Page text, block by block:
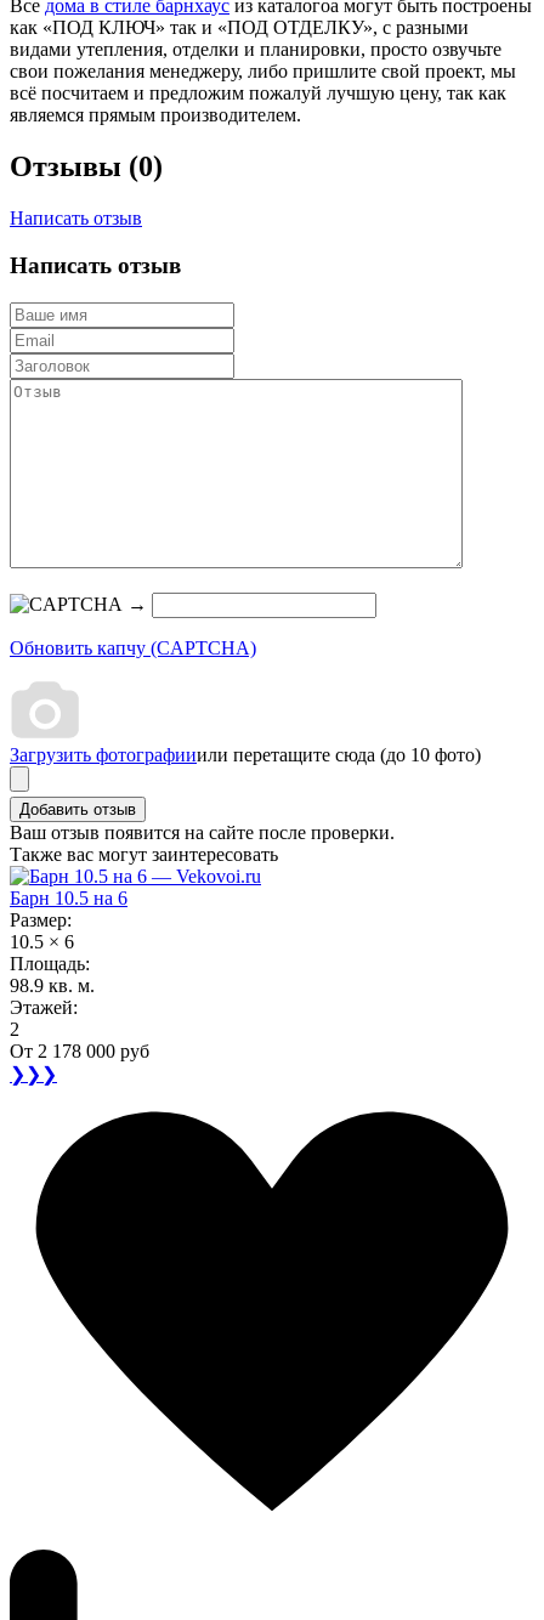
Все дома в стиле барнхаус из каталогоа могут быть построены
как «ПОД КЛЮЧ» так и «ПОД ОТДЕЛКУ», с разными
видами утепления, отделки и планировки, просто озвучьте
свои пожелания менеджеру, либо пришлите свой проект, мы
всё посчитаем и предложим пожалуй лучшую цену, так как
являемся прямым производителем.
Отзывы (0)
Написать отзыв
Написать отзыв
→
Обновить капчу (CAPTCHA)
Загрузить фотографииили перетащите сюда (до 10 фото)
Ваш отзыв появится на сайте после проверки.
Также вас могут заинтересовать
Барн 10.5 на 6
Размер:
10.5 × 6
Площадь:
98.9 кв. м.
Этажей:
2
От 2 178 000 руб
❯❯❯